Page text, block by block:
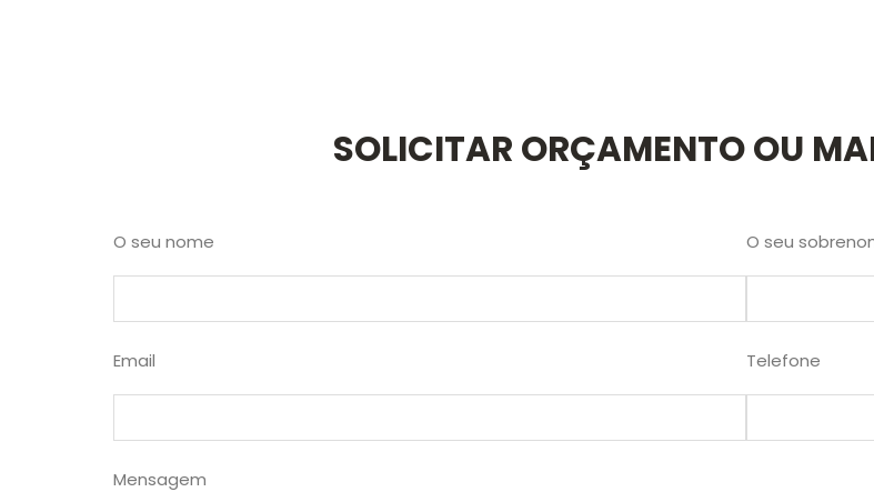
SOLICITAR ORÇAMENTO OU
O seu nome O seu
Email Telefone
Mensagem